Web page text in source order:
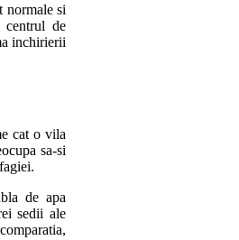
normale si
centrul de
inchirierii
cat o vila
sa-si
de apa
sedii ale